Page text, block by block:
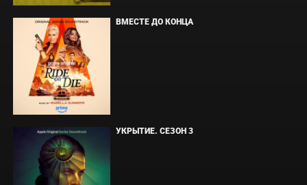
ВМЕСТЕ ДО КОНЦА
УКРЫТИЕ. СЕЗОН 3